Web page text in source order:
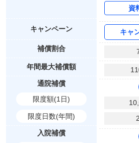
キャンペーン
補償割合
年間最大補償額
通院補償
限度額(1日)
限度日数(年間)
入院補償
資
キャ